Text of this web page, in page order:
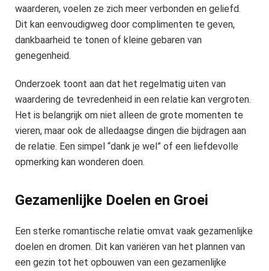
waarderen, voelen ze zich meer verbonden en geliefd.
Dit kan eenvoudigweg door complimenten te geven,
dankbaarheid te tonen of kleine gebaren van
genegenheid.
Onderzoek toont aan dat het regelmatig uiten van
waardering de tevredenheid in een relatie kan vergroten.
Het is belangrijk om niet alleen de grote momenten te
vieren, maar ook de alledaagse dingen die bijdragen aan
de relatie. Een simpel “dank je wel” of een liefdevolle
opmerking kan wonderen doen.
Gezamenlijke Doelen en Groei
Een sterke romantische relatie omvat vaak gezamenlijke
doelen en dromen. Dit kan variëren van het plannen van
een gezin tot het opbouwen van een gezamenlijke